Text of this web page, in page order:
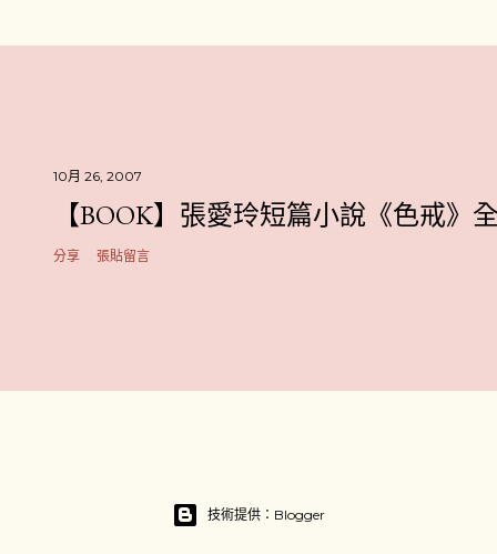
10月 26, 2007
【BOOK】張愛玲短篇小說《色戒》
分享 張貼留言
技術提供：Blogger